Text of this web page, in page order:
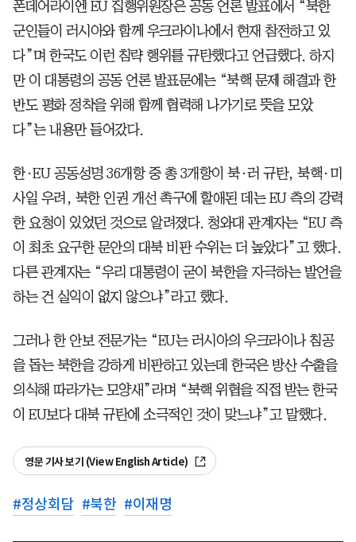
폰데어라이엔 EU 집행위원장은 공동 언론 발표에서 “북한
군인들이 러시아와 함께 우크라이나에서 현재 참전하고 있
다”며 한국도 이런 침략 행위를 규탄했다고 언급했다. 하지
만 이 대통령의 공동 언론 발표문에는 “북핵 문제 해결과 한
반도 평화 정착을 위해 함께 협력해 나가기로 뜻을 모았
다”는 내용만 들어갔다.
한·EU 공동성명 36개항 중 총 3개항이 북·러 규탄, 북핵·미
사일 우려, 북한 인권 개선 촉구에 할애된 데는 EU 측의 강력
한 요청이 있었던 것으로 알려졌다. 청와대 관계자는 “EU 측
이 최초 요구한 문안의 대북 비판 수위는 더 높았다”고 했다.
다른 관계자는 “우리 대통령이 굳이 북한을 자극하는 발언을
하는 건 실익이 없지 않으냐”라고 했다.
그러나 한 안보 전문가는 “EU는 러시아의 우크라이나 침공
을 돕는 북한을 강하게 비판하고 있는데 한국은 방산 수출을
의식해 따라가는 모양새”라며 “북핵 위협을 직접 받는 한국
이 EU보다 대북 규탄에 소극적인 것이 맞느냐”고 말했다.
영문 기사 보기 (View English Article)
#정상회담 #북한 #이재명